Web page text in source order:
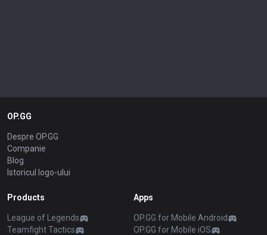
OP.GG
Despre OP.GG
Companie
Blog
Istoricul logo-ului
Products
League of Legends
Teamfight Tactics
Apps
OP.GG for Mobile Android
OP.GG for Mobile iOS